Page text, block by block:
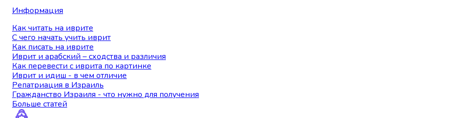
Информация
Как читать на иврите
С чего начать учить иврит
Как писать на иврите
Иврит и арабский – сходства и различия
Как перевести с иврита по картинке
Иврит и идиш - в чем отличие
Репатриация в Израиль
Гражданство Израиля - что нужно для получения
Больше статей